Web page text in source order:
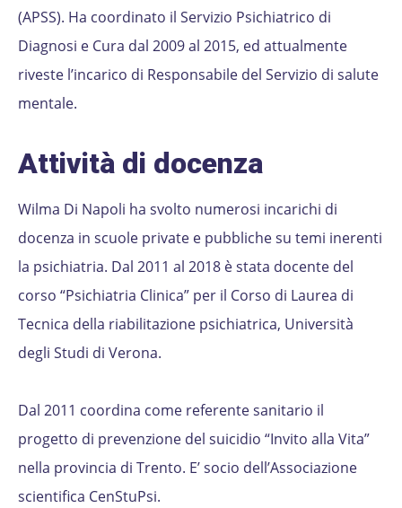
(APSS). Ha coordinato il Servizio Psichiatrico di
Diagnosi e Cura dal 2009 al 2015, ed attualmente
riveste l’incarico di Responsabile del Servizio di salute
mentale.
Attività di docenza
Wilma Di Napoli ha svolto numerosi incarichi di
docenza in scuole private e pubbliche su temi inerenti
la psichiatria. Dal 2011 al 2018 è stata docente del
corso “Psichiatria Clinica” per il Corso di Laurea di
Tecnica della riabilitazione psichiatrica, Università
degli Studi di Verona.
Dal 2011 coordina come referente sanitario il
progetto di prevenzione del suicidio “Invito alla Vita”
nella provincia di Trento. E’ socio dell’Associazione
scientifica CenStuPsi.